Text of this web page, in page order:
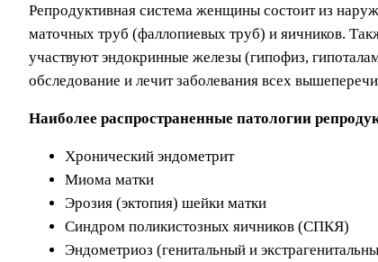
Репродуктивная система женщины состоит из
маточных труб (фаллопиевых труб) и яичников.
участвуют эндокринные железы (гипофиз,
обследование и лечит заболевания всех
Наиболее распространенные патологии
Хронический эндометрит
Миома матки
Эрозия (эктопия) шейки матки
Синдром поликистозных яичников (СПКЯ)
Эндометриоз (генитальный и